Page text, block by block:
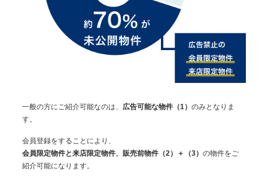
一般の方にご紹介可能なのは、 広告可能な物件（1）のみとなりま
す。
会員登録をすることにより、
会員限定物件と来店限定物件、販売前物件（2）＋（3）の物件をご
紹介可能になります。